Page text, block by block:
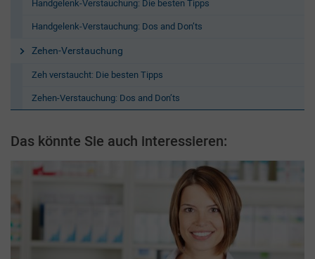
Handgelenk-Verstauchung: Die besten Tipps
Handgelenk-Verstauchung: Dos and Don’ts
Zehen-Verstauchung
Zeh verstaucht: Die besten Tipps
Zehen-Verstauchung: Dos and Don’ts
Das könnte Sie auch interessieren: